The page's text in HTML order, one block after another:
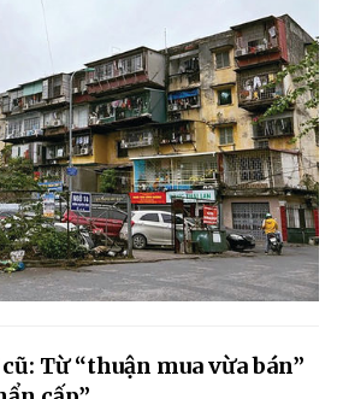
Từ “thuận mua vừa bán”